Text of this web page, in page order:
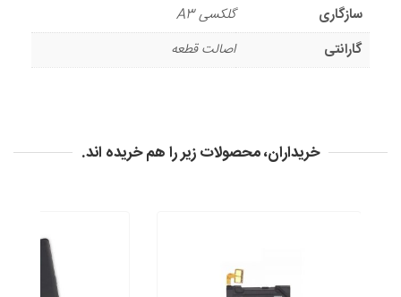
سازگاری
گلکسی A3
گارانتی
اصالت قطعه
خریداران، محصولات زیر را هم خریده اند.